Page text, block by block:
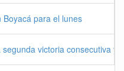
para el lunes
victoria consecutiva y